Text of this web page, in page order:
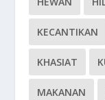
KECANTIKAN
KHASIAT
MAKANAN